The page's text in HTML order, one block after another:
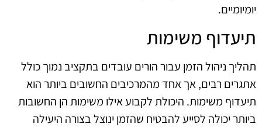
יומיומיים.
תיעדוף משימות
תהליך ניהול הזמן עבור הורים עובדים בתקציב נמוך כולל
אתגרים רבים, אך אחד מהמרכיבים החשובים ביותר הוא
תיעדוף משימות. היכולת לקבוע אילו משימות הן החשובות
ביותר יכולה לסייע להבטיח שהזמן ינוצל בצורה היעילה